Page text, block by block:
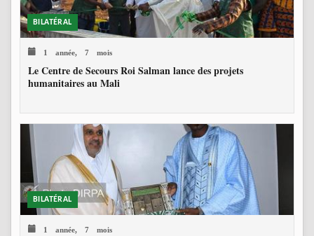
BILATÉRAL
1 année, 7 mois
Le Centre de Secours Roi Salman lance des projets
humanitaires au Mali
BILATÉRAL
1 année, 7 mois